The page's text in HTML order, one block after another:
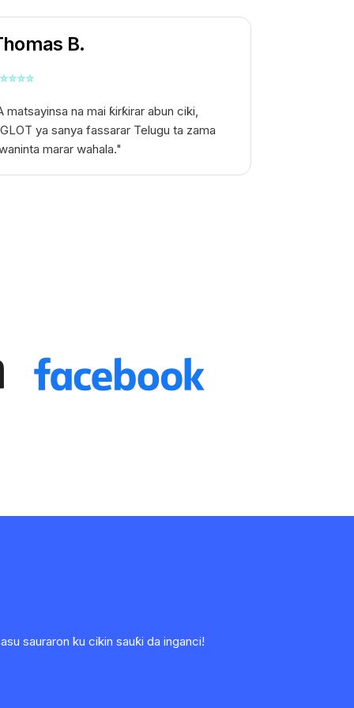
B.
⭐⭐⭐⭐
matsayinsa na mai ƙirƙirar abun ciki,
ya sanya fassarar Telugu ta zama
marar wahala."
sauraron ku cikin sauƙi da inganci!